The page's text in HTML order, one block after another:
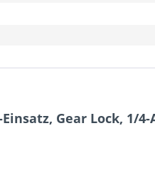
Gear Lock, 1/